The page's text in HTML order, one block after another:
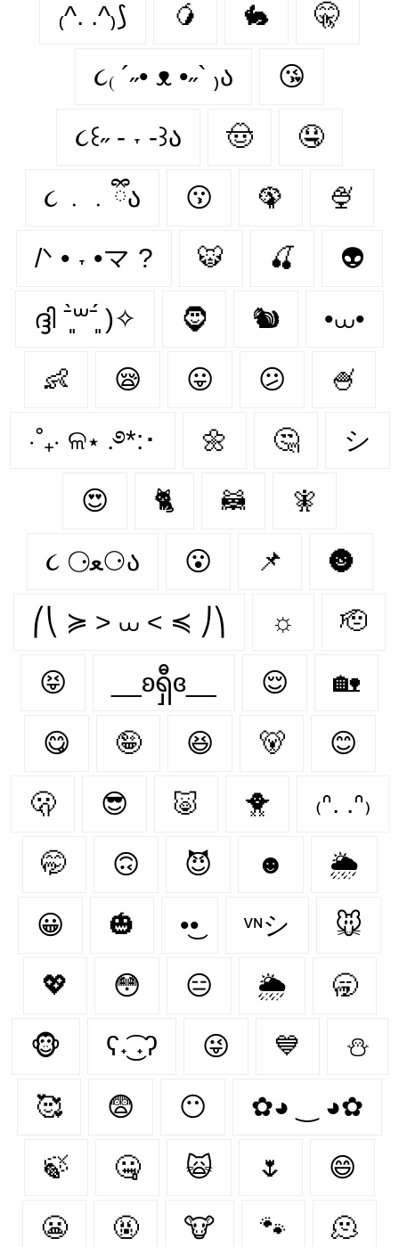
₍^. .^₎⟆ 🥭 🐇 🤫
૮₍ ´˶• ᴥ •˶` ₎ა 😘
૮꒰˶ - ˕ -꒱ა 🤠 🤤
૮ ․ ․ ྀིა 😗 🦚 🍨
/ᐠ • ˕ •マ ? 🐯 🍒 👽
ദ്ദി ˉ͈̀꒳ˉ͈́ )✧ 🧔 🐿️ •⩊•
👶 😪 😛 😕 🍧
⋅˚₊‧ ଳ⋆ .࿔*:･ 🌼 🤔 シ
😍 🐈‍ 🦝 🧚‍
૮ ⚆ﻌ⚆ა 😮 📌 🌚
⎛⎝ ≽ > ⩊ < ≼ ⎠⎞ ☼ 🫡
😝 __ʚရှီɞ__ 😌 🏡
😋 🤪 😆 🐻‍ 😊
🫢 😎 🐷 🐥 ₍ᐢ. .ᐢ₎
🤭 🙃 😈 ☻ 🌦️
😀 🎃 •͜• ᵛᶰシ 🐭
💖 😳 😑 🌦 🥱
🐵 ʕ˖͜͡ ˖ʔ 😜 💙 ⛄
🥰 😨 😶‍ ✿◕ ‿ ◕✿
🍃 🤐 🙀 🌷 😄
😬 🤬 🐮 🐾 🫠